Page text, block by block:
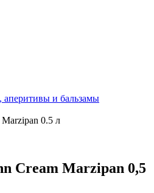
и бальзамы
0.5 л
Cream Marzipan 0,5